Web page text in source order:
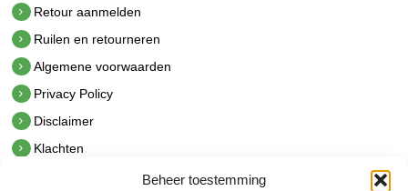
Beheer toestemming
Retour aanmelden
Ruilen en retourneren
Algemene voorwaarden
Privacy Policy
Disclaimer
Klachten